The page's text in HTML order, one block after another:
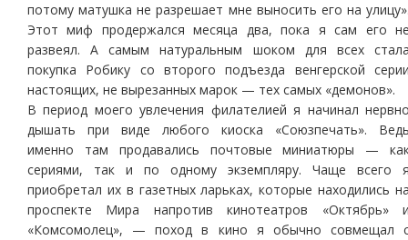
потому матушка не разрешает мне выносить его на
Этот миф продержался месяца два, пока я сам его
развеял. А самым натуральным шоком для всех
покупка Робику со второго подъезда венгерской
настоящих, не вырезанных марок — тех самых «демонов».
В период моего увлечения филателией я начинал
дышать при виде любого киоска «Союзпечать».
именно там продавались почтовые миниатюры —
сериями, так и по одному экземпляру. Чаще всего
приобретал их в газетных ларьках, которые находились
проспекте Мира напротив кинотеатров «Октябрь»
«Комсомолец», — поход в кино я обычно совмещал